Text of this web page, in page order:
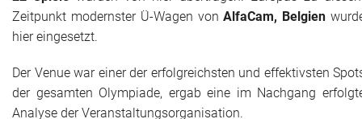
Services + Locations
Projekte + Kunden
Historie + Gegenwart
Zeitpunkt modernster Ü-Wagen vonAlfaCam, Belgien
hier eingesetzt.
Der Venue war einer der erfolgreichsten und effektivsten
der gesamten Olympiade, ergab eine im Nachgang
Analyse der Veranstaltungsorganisation.